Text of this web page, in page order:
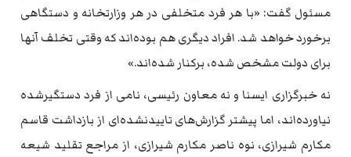
مسئول گفت: «با هر فرد متخلفی در هر وزارتخانه‌ و دستگاهی
برخورد خواهد شد. افراد دیگری هم بوده‌اند که وقتی تخلف آنها
برای دولت مشخص شده، برکنار شده‌اند.»
نه خبرگزاری ایسنا و نه معاون رئیسی، نامی از فرد دستگیرشده
نیاورده‌اند، اما پیشتر گزارش‌های تاییدنشده‌ای از بازداشت قاسم
مکارم شیرازی، نوه ناصر مکارم شیرازی، از مراجع تقلید شیعه